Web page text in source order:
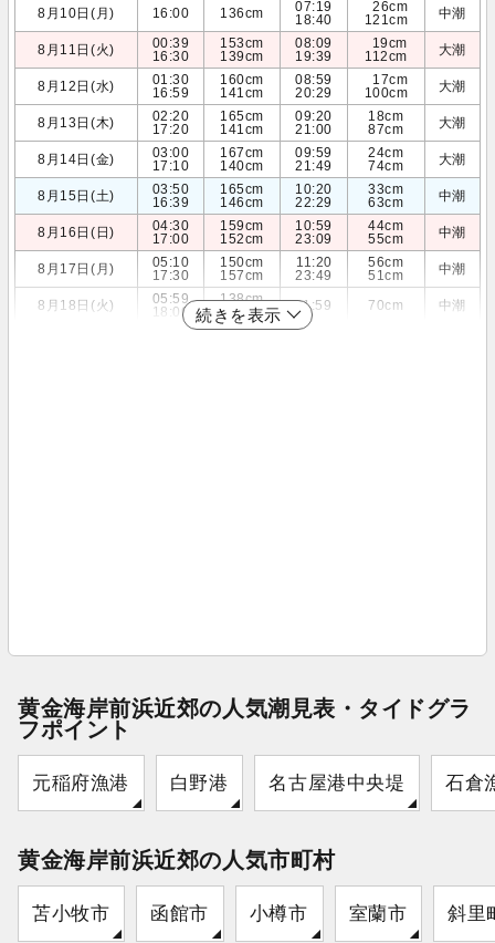
8月10日(月) 16:00 136cm
07:19
18:40
26cm
121cm
中潮
8月11日(火)
00:39
16:30
153cm
139cm
08:09
19:39
19cm
112cm
大潮
8月12日(水)
01:30
16:59
160cm
141cm
08:59
20:29
17cm
100cm
大潮
8月13日(木)
02:20
17:20
165cm
141cm
09:20
21:00
18cm
87cm
大潮
8月14日(金)
03:00
17:10
167cm
140cm
09:59
21:49
24cm
74cm
大潮
8月15日(土)
03:50
16:39
165cm
146cm
10:20
22:29
33cm
63cm
中潮
8月16日(日)
04:30
17:00
159cm
152cm
10:59
23:09
44cm
55cm
中潮
8月17日(月)
05:10
17:30
150cm
157cm
11:20
23:49
56cm
51cm
中潮
8月18日(火)
05:59
18:00
138cm
159cm
11:59 70cm 中潮
続きを表示
黄金海岸前浜近郊の人気潮見表・タイドグラ
フポイント
元稲府漁港 白野港 名古屋港中央堤 石倉
黄金海岸前浜近郊の人気市町村
苫小牧市 函館市 小樽市 室蘭市 斜里